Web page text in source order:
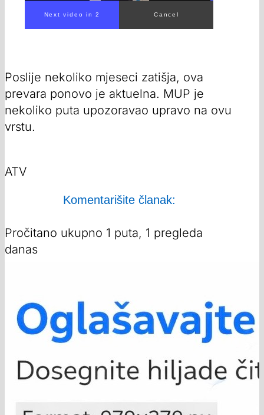
Poslije nekoliko mjeseci zatišja, ova
prevara ponovo je aktuelna. MUP je
nekoliko puta upozoravao upravo na ovu
vrstu.
ATV
Komentarišite članak:
Pročitano ukupno 1 puta, 1 pregleda
danas